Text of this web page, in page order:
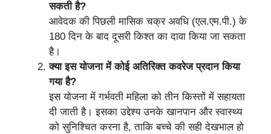
सकती है?
आवेदक की पिछली मासिक चक्र अवधि (एल.एम.पी.) के
180 दिन के बाद दूसरी किश्त का दावा किया जा सकता
है।
क्या इस योजना में कोई अतिरिक्त कवरेज प्रदान किया
गया है?
इस योजना में गर्भवती महिला को तीन किस्तों में सहायता
दी जाती है। इसका उद्देश्य उनके खानपान और स्वास्थ्य
को सुनिश्चित करना है, ताकि बच्चे की सही देखभाल हो